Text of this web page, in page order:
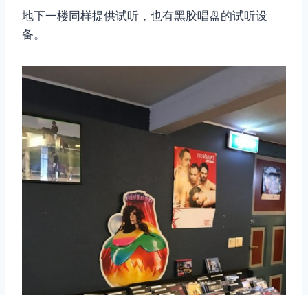
地下一楼同样提供试听，也有黑胶唱盘的试听设
备。